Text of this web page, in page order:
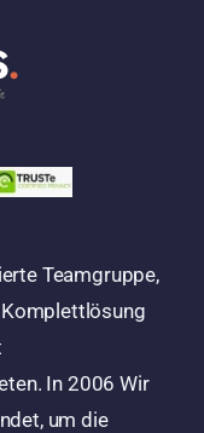
Teamgruppe,
In 2006 Wir
um die